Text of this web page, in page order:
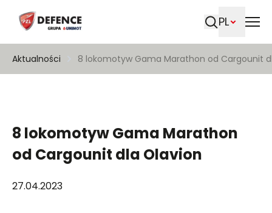
PL
Aktualności 8 lokomotyw Gama Marathon od Cargounit
8 lokomotyw Gama Marathon
od Cargounit dla Olavion
27.04.2023